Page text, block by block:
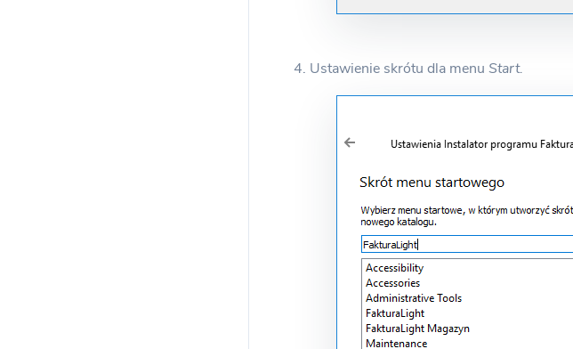
4. Ustawienie skrótu dla menu Start.